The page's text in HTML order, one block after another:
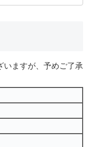
ますが、予めご了承